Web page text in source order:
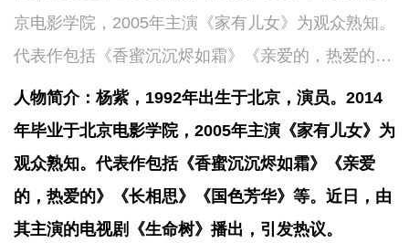
京电影学院，2005年主演《家有儿女》为观众熟知。
代表作包括《香蜜沉沉烬如霜》《亲爱的，热爱的》
《长相思》《国色芳华》等。近日，由其主演的电视
剧《生命树》播出，引发热议。
人物简介：杨紫，1992年出生于北京，演员。2014
年毕业于北京电影学院，2005年主演《家有儿女》为
观众熟知。代表作包括《香蜜沉沉烬如霜》《亲爱
的，热爱的》《长相思》《国色芳华》等。近日，由
其主演的电视剧《生命树》播出，引发热议。